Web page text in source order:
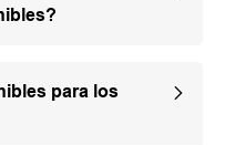
para los